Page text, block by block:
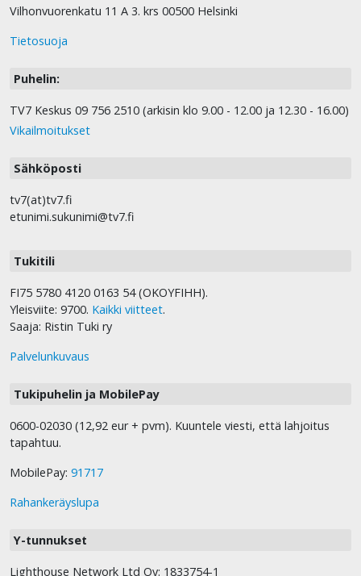
Vilhonvuorenkatu 11 A 3. krs 00500 Helsinki
Tietosuoja
Puhelin:
TV7 Keskus 09 756 2510 (arkisin klo 9.00 - 12.00 ja 12.30 - 16.00)
Vikailmoitukset
Sähköposti
tv7(at)tv7.fi
etunimi.sukunimi@tv7.fi
Tukitili
FI75 5780 4120 0163 54 (OKOYFIHH).
Yleisviite: 9700. Kaikki viitteet.
Saaja: Ristin Tuki ry
Palvelunkuvaus
Tukipuhelin ja MobilePay
0600-02030 (12,92 eur + pvm). Kuuntele viesti, että lahjoitus
tapahtuu.
MobilePay: 91717
Rahankeräyslupa
Y-tunnukset
Lighthouse Network Ltd Oy: 1833754-1